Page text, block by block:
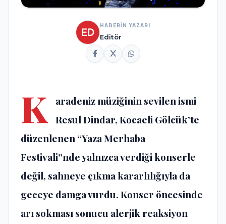
HABERİN YAZARI
Editör
K
aradeniz müziğinin sevilen ismi
Resul Dindar, Kocaeli Gölcük’te
düzenlenen “Yaza Merhaba
Festivali”nde yalnızca verdiği konserle
değil, sahneye çıkma kararlılığıyla da
geceye damga vurdu. Konser öncesinde
arı sokması sonucu alerjik reaksiyon